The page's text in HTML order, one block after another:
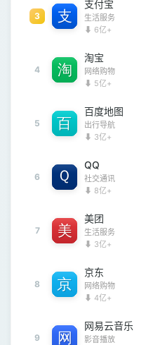
3
支付宝
生活服务
⬇ 6亿+
4
淘宝
网络购物
⬇ 5亿+
5
百度地图
出行导航
⬇ 3亿+
6
QQ
社交通讯
⬇ 8亿+
7
美团
生活服务
⬇ 3亿+
8
京东
网络购物
⬇ 4亿+
9
网易云音乐
影音播放